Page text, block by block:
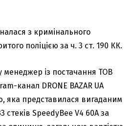
з кримінального
поліцією за ч. 3 ст. 190 КК.
менеджер із постачання ТОВ
канал DRONE BAZAR UA
яка представилася вигаданим
стеків SpeedyBee V4 60A за